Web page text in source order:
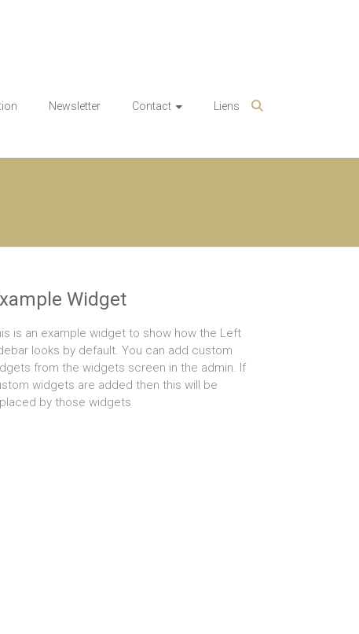
Newsletter Contact Liens
Widget
is an example widget to show how the Left
looks by default. You can add custom
from the widgets screen in the admin. If
widgets are added then this will be
by those widgets